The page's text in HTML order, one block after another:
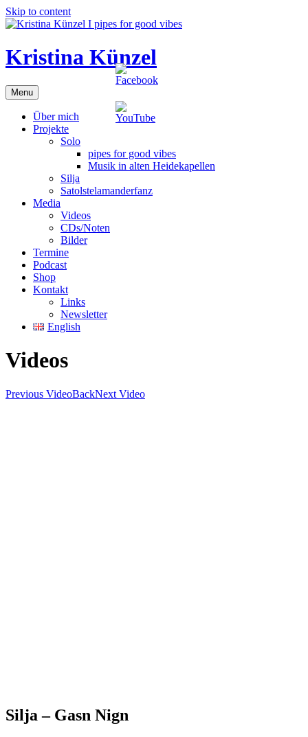
Skip to content
Kristina Künzel
Menu
Über mich
Projekte
Solo
pipes for good vibes
Musik in alten Heidekapellen
Silja
Satolstelamanderfanz
Media
Videos
CDs/Noten
Bilder
Termine
Podcast
Shop
Kontakt
Links
Newsletter
English
Videos
Previous VideoBackNext Video
Silja – Gasn Nign